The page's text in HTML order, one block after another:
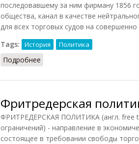
последовавшему за ним фирману 1856
общества, канал в качестве
для всех торговых судов на
Tags:
История Политика
Подробнее
Фритредерская
ФРИТРЕДЕРСКАЯ ПОЛИТИКА (англ. free
ограничений) - направление в
состоящее в требовании свободы